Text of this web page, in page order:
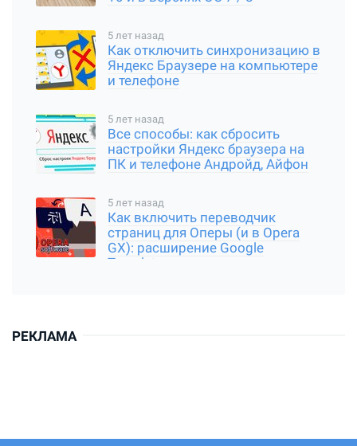
5 лет назад
Как отключить синхронизацию в
Яндекс Браузере на компьютере
и телефоне
5 лет назад
Все способы: как сбросить
настройки Яндекс браузера на
ПК и телефоне Андройд, Айфон
5 лет назад
Как включить переводчик
страниц для Оперы (и в Opera
GX): расширение Google
Translator
РЕКЛАМА